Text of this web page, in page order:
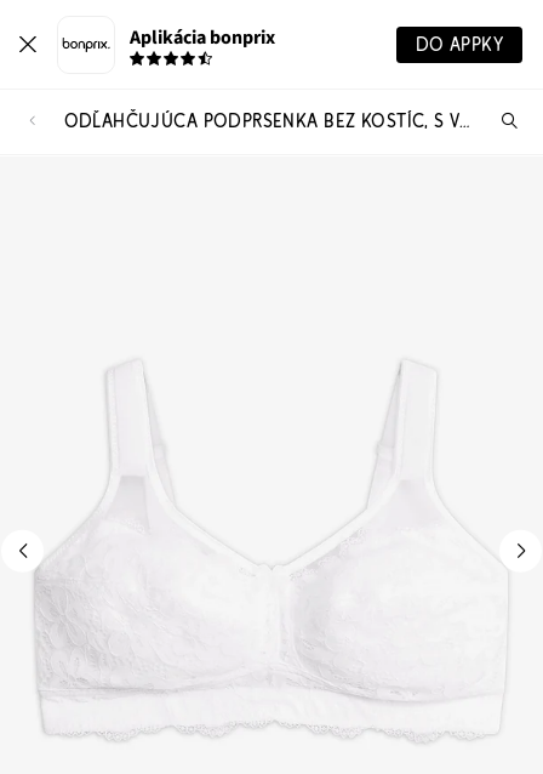
Aplikácia bonprix DO APPKY
ODĽAHČUJÚCA PODPRSENKA BEZ KOSTÍC, S VYSTUŽENÝMI RAMIENKAMI